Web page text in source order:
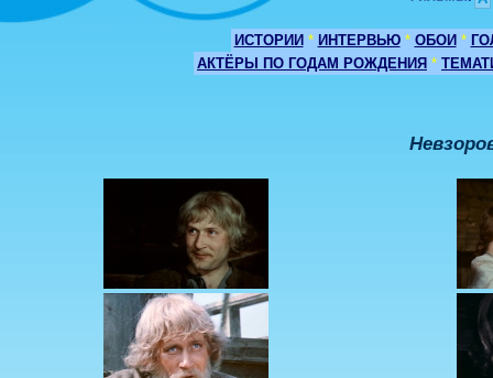
ИСТОРИИ * ИНТЕРВЬЮ * ОБОИ *
АКТЁРЫ ПО ГОДАМ РОЖДЕНИЯ *